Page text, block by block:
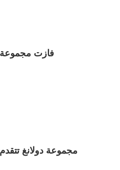
فازت مجموعة